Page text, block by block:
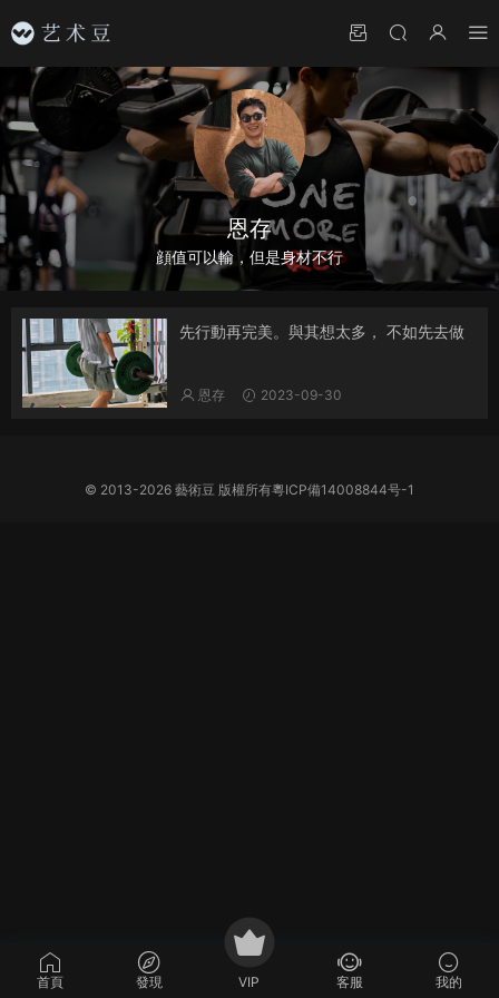
恩存
顔值可以輸，但是身材不行
先行動再完美。與其想太多， 不如先去做
恩存 2023-09-30
© 2013-2026 藝術豆 版權所有粵ICP備14008844号-1
首頁 發現 VIP 客服 我的